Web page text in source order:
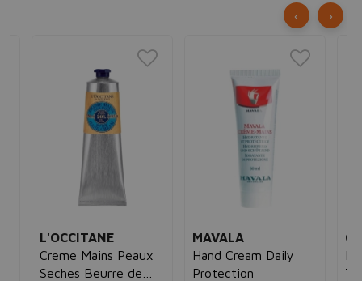
L'OCCITANE
Creme Mains Peaux
Seches Beurre de
MAVALA
Hand Cream Daily
Protection
‹ ›